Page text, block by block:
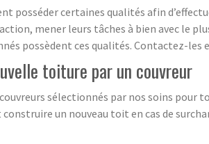
posséder certaines qualités afin
mener leurs tâches à bien avec le
possèdent ces qualités. Contactez-les
toiture par un couvreur
sélectionnés par nos soins
un nouveau toit en cas de